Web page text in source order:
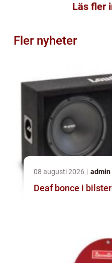
Läs fler
Fler nyheter
08 augusti 2026 admin
Deaf bonce i